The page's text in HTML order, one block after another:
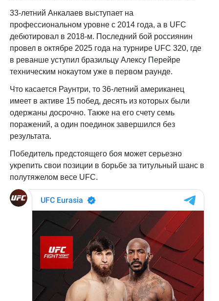
33-летний Анкалаев выступает на
профессиональном уровне с 2014 года, а в UFC
дебютировал в 2018-м. Последний бой россиянин
провел в октябре 2025 года на турнире UFC 320, где
в реванше уступил бразильцу Алексу Перейре
техническим нокаутом уже в первом раунде.
Что касается Раунтри, то 36-летний американец
имеет в активе 15 побед, десять из которых были
одержаны досрочно. Также на его счету семь
поражений, а один поединок завершился без
результата.
Победитель предстоящего боя может серьезно
укрепить свои позиции в борьбе за титульный шанс в
полутяжелом весе UFC.